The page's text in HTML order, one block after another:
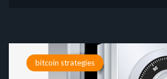
bitcoin strategies